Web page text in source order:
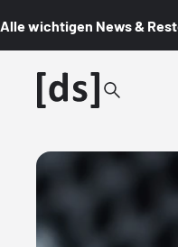
Alle wichtigen News &